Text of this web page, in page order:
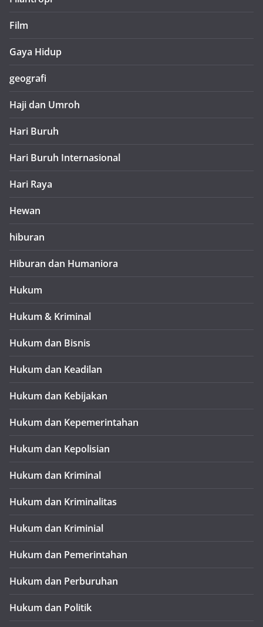
Film
Gaya Hidup
geografi
Haji dan Umroh
Hari Buruh
Hari Buruh Internasional
Hari Raya
Hewan
hiburan
Hiburan dan Humaniora
Hukum
Hukum & Kriminal
Hukum dan Bisnis
Hukum dan Keadilan
Hukum dan Kebijakan
Hukum dan Kepemerintahan
Hukum dan Kepolisian
Hukum dan Kriminal
Hukum dan Kriminalitas
Hukum dan Kriminial
Hukum dan Pemerintahan
Hukum dan Perburuhan
Hukum dan Politik